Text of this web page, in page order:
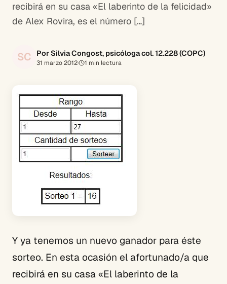
recibirá en su casa «El laberinto de la felicidad»
de Alex Rovira, es el número […]
SC Por Silvia Congost, psicóloga col. 12.228 (COPC)
31 marzo 2012· 1 min lectura
Y ya tenemos un nuevo ganador para éste
sorteo. En esta ocasión el afortunado/a que
recibirá en su casa «El laberinto de la